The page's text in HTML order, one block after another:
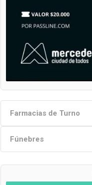
Farmacias de Turno
Fúnebres